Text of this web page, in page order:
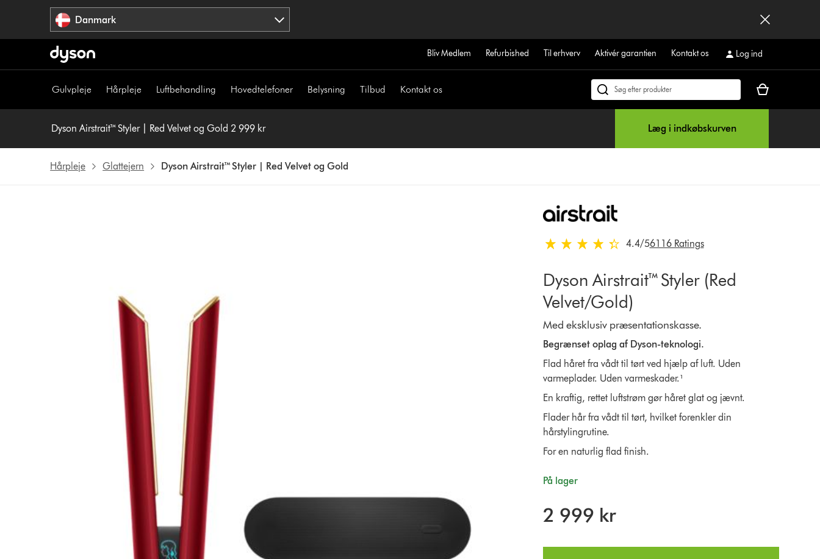
Danmark
Bliv Medlem Refurbished Til erhverv Aktivér garantien Kontakt os Log ind
Gulvpleje Hårpleje Luftbehandling Hovedtelefoner Belysning Tilbud Kontakt os
Søg
Indkøbskurven
Dyson Airstrait™ Styler | Red Velvet og Gold 2 999 kr
Læg i indkøbskurven
Hårpleje Glattejern Dyson Airstrait™ Styler | Red Velvet og Gold
4.4 stjerner af 5 fra 6116 Ratings
4.4/56116 Ratings
Dyson Airstrait™ Styler (Red
Velvet/Gold)
Med eksklusiv præsentationskasse.
Begrænset oplag af Dyson-teknologi.
Flad håret fra vådt til tørt ved hjælp af luft. Uden
varmeplader. Uden varmeskader.¹
En kraftig, rettet luftstrøm gør håret glat og jævnt.
Flader hår fra vådt til tørt, hvilket forenkler din
hårstylingrutine.
For en naturlig flad finish.
På lager
2 999 kr